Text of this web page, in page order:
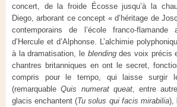
concert, de la froide Écosse jusqu’à la
Diego, arborant ce concept « d’héritage de
contemporains de l’école franco-
d’Hercule et d’Alphonse. L’alchimie
à la dramatisation, le blendingdes voix précis
chantres britanniques en ont le secret,
compris pour le tempo, qui laisse surgir
(remarquableQuis numerat queat, entre
glacis enchantent (Tu solus qui facis mirabilia),